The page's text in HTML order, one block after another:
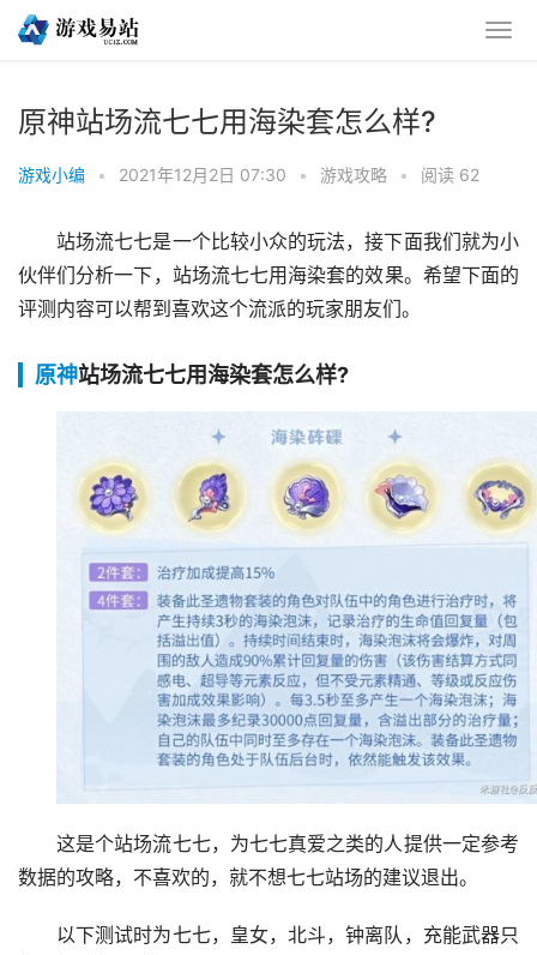
原神站场流七七用海染套怎么样?
游戏小编 • 2021年12月2日 07:30 • 游戏攻略 • 阅读 62
站场流七七是一个比较小众的玩法，接下面我们就为小
伙伴们分析一下，站场流七七用海染套的效果。希望下面的
评测内容可以帮到喜欢这个流派的玩家朋友们。
原神站场流七七用海染套怎么样?
这是个站场流七七，为七七真爱之类的人提供一定参考
数据的攻略，不喜欢的，就不想七七站场的建议退出。
以下测试时为七七，皇女，北斗，钟离队，充能武器只